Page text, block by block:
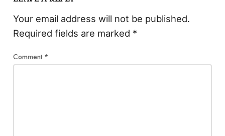
Your email address will not be published.
Required fields are marked *
Comment *